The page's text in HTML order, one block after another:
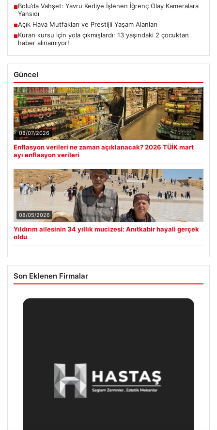
■Bolu’da Vahşet: Yavru Kediye İşlenen İğrenç Olay Kameralara
Yansıdı
■Açık Hava Mutfakları ve Prestijli Yaşam Alanları
■Kuran kursu için yola çıkmışlardı: 13 yaşındaki 2 çocuktan
haber alınamıyor!
Güncel
08/07/2026
Enflasyon verileri ne zaman açıklanacak? 2026 TÜİK mart
ayı enflasyon verileri
08/05/2026
Yıldırım ailesinin 34 yıllık mucizesi: Anıtkabir hayali gerçek
oldu
Son Eklenen Firmalar